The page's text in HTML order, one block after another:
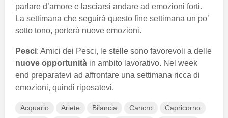
parlare d’amore e lasciarsi andare ad emozioni forti.
La settimana che seguirà questo fine settimana un po’
sotto tono, porterà nuove emozioni.
Pesci: Amici dei Pesci, le stelle sono favorevoli a delle
nuove opportunità in ambito lavorativo. Nel week
end preparatevi ad affrontare una settimana ricca di
emozioni, quindi riposatevi.
Acquario Ariete Bilancia Cancro
Capricorno